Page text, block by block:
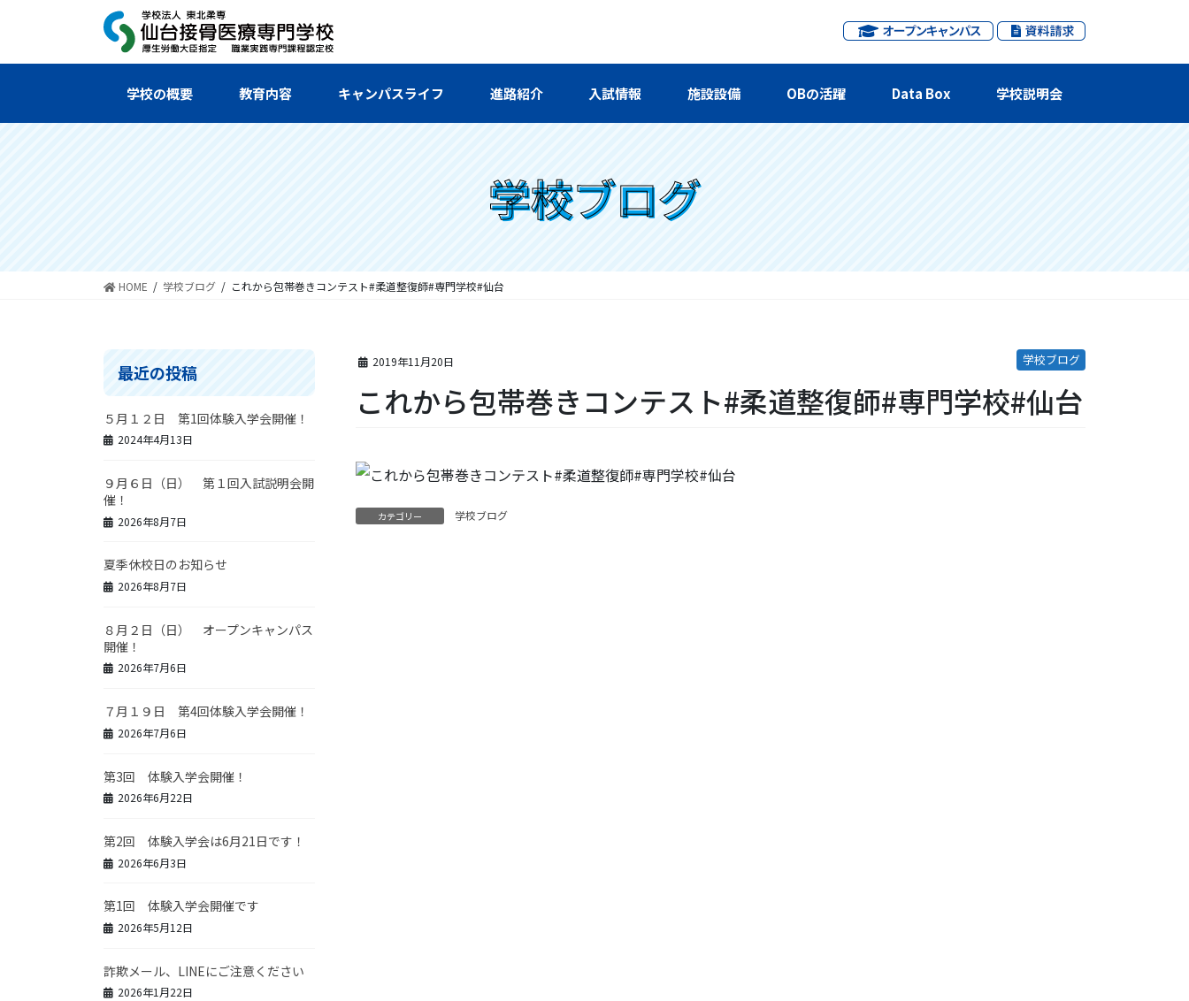
学校の概要 教育内容 キャンパスライフ 進路紹介 入試情報 施設設備 OBの活躍 Data Box 学校説明会
学校ブログ
HOME 学校ブログ これから包帯巻きコンテスト#柔道整復師#専門学校#仙台
2019年11月20日 学校ブログ
これから包帯巻きコンテスト#柔道整復師#専門学校#仙台
カテゴリー 学校ブログ
最近の投稿
５月１２日 第1回体験入学会開催！
2024年4月13日
９月６日（日） 第１回入試説明会開
催！
2026年8月7日
夏季休校日のお知らせ
2026年8月7日
８月２日（日） オープンキャンパス
開催！
2026年7月6日
７月１９日 第4回体験入学会開催！
2026年7月6日
第3回 体験入学会開催！
2026年6月22日
第2回 体験入学会は6月21日です！
2026年6月3日
第1回 体験入学会開催です
2026年5月12日
詐欺メール、LINEにご注意ください
2026年1月22日